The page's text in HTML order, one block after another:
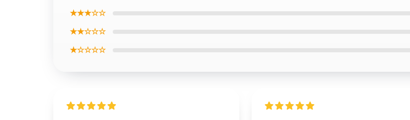
★★★☆☆
★★☆☆☆
★☆☆☆☆